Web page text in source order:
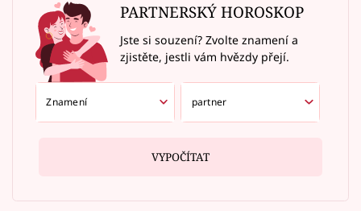
PARTNERSKÝ HOROSKOP
Jste si souzení? Zvolte znamení a
zjistěte, jestli vám hvězdy přejí.
VYPOČÍTAT